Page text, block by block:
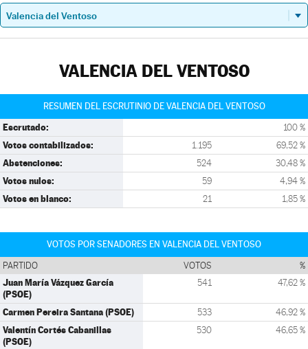
VALENCIA DEL VENTOSO
RESUMEN DEL ESCRUTINIO DE VALENCIA DEL VENTOSO
Escrutado: 100 %
Votos contabilizados: 1.195 69,52 %
Abstenciones: 524 30,48 %
Votos nulos: 59 4,94 %
Votos en blanco: 21 1,85 %
VOTOS POR SENADORES EN VALENCIA DEL VENTOSO
PARTIDO VOTOS %
Juan María Vázquez García
(PSOE)
541 47,62 %
Carmen Pereira Santana (PSOE) 533 46,92 %
Valentín Cortés Cabanillas
(PSOE)
530 46,65 %